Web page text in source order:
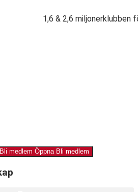
medlem Öppna Bli medlem